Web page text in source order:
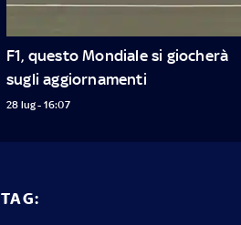
F1, questo Mondiale si giocherà
sugli aggiornamenti
28 lug - 16:07
TAG: